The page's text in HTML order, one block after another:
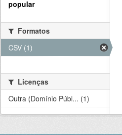
popular
Formatos
CSV (1)
Licenças
Outra (Domínio Públ... (1)